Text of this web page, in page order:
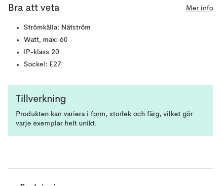
Bra att veta Mer info
Strömkälla: Nätström
Watt, max: 60
IP-klass 20
Sockel: E27
Tillverkning
Produkten kan variera i form, storlek och färg, vilket gör
varje exemplar helt unikt.